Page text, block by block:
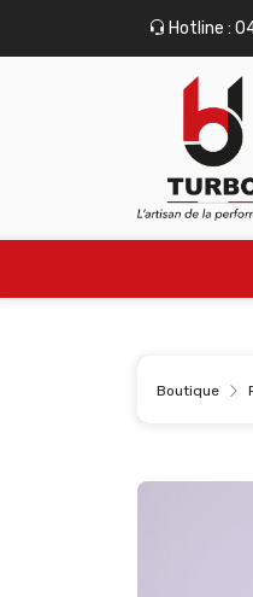
Hotline :
Boutique
Panneau de gestion des